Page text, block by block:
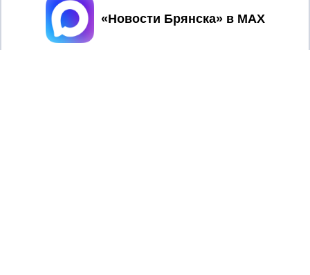
Принять